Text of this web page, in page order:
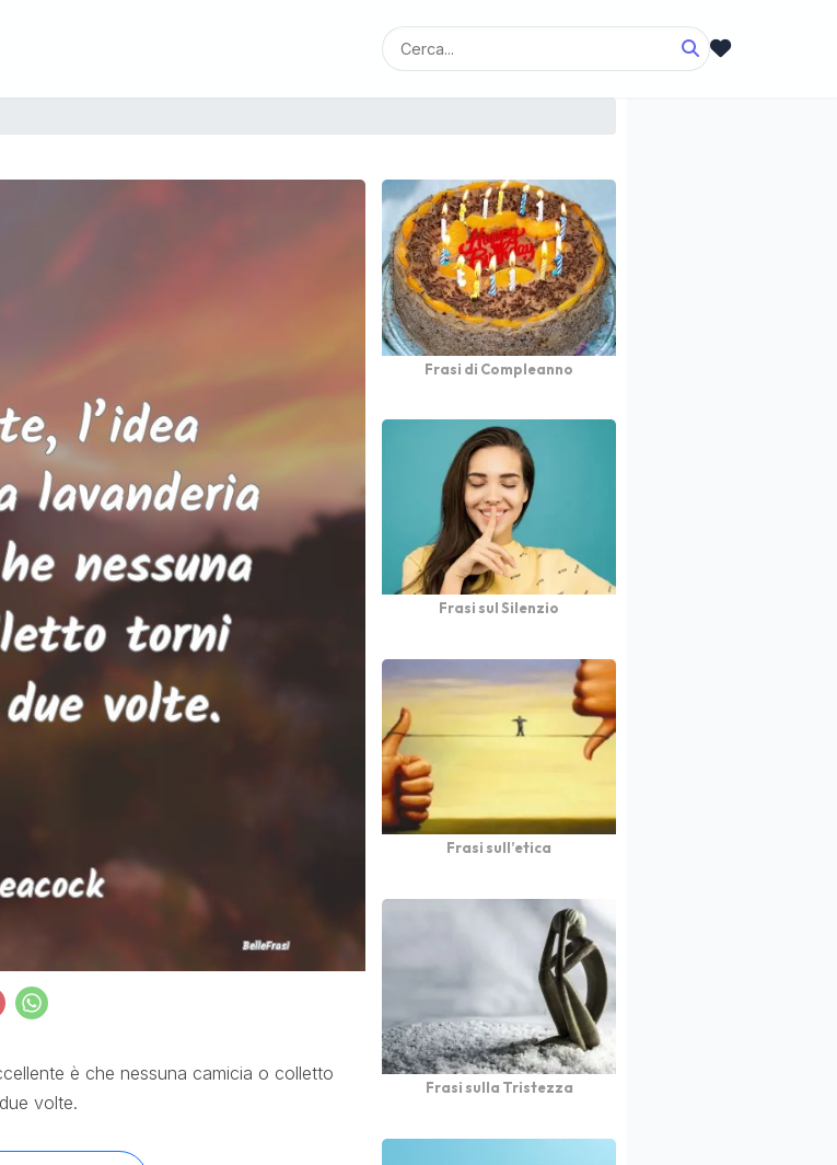
è che nessuna camicia o colletto
volte.
Frasi di Compleanno
Frasi sul Silenzio
Frasi sull’etica
Frasi sulla Tristezza